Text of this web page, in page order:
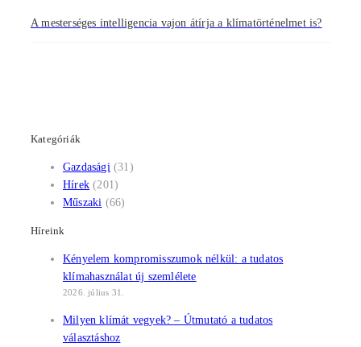
A mesterséges intelligencia vajon átírja a klímatörténelmet is?
Kategóriák
Gazdasági(31)
Hírek (201)
Műszaki (66)
Híreink
Kényelem kompromisszumok nélkül: a tudatos
klímahasználat új szemlélete
2026. július 31.
Milyen klímát vegyek? – Útmutató a tudatos
választáshoz